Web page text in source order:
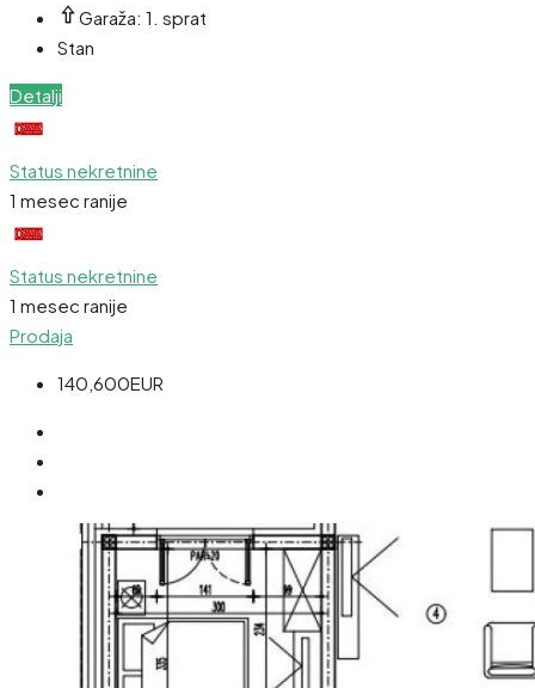
Garaža: 1. sprat
Stan
Detalji
Status nekretnine
1 mesec ranije
Status nekretnine
1 mesec ranije
Prodaja
140,600EUR